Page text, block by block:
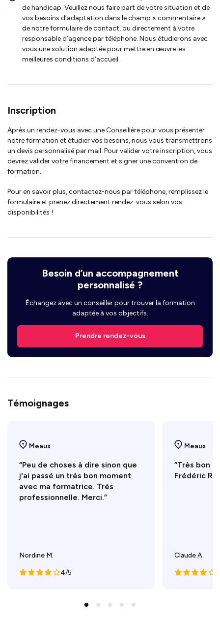
de handicap. Veuillez nous faire part de votre situation et de
vos besoins d’adaptation dans le champ « commentaire »
de notre formulaire de contact, ou directement à votre
responsable d’agence par téléphone. Nous étudierons avec
vous une solution adaptée pour mettre en œuvre les
meilleures conditions d’accueil.
Inscription
Après un rendez-vous avec une Conseillère pour vous présenter
notre formation et étudier vos besoins, nous vous transmettrons
un devis personnalisé par mail. Pour valider votre inscription, vous
devrez valider votre financement et signer une convention de
formation.
Pour en savoir plus, contactez-nous par téléphone, remplissez le
formulaire et prenez directement rendez-vous selon vos
disponibilités !
Besoin d’un accompagnement
personnalisé ?
Échangez avec un conseiller pour trouver la formation
adaptée à vos objectifs.
Prendre rendez-vous
Témoignages
Meaux
“Peu de choses à dire sinon que
j'ai passé un très bon moment
avec ma formatrice. Très
professionnelle. Merci.”
Nordine M.
4/5
Meaux
“Très bon
Frédéric
Claude A.